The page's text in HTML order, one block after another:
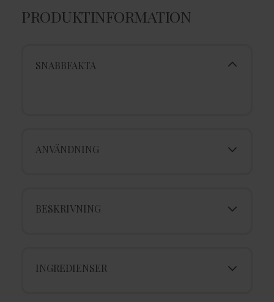
PRODUKTINFORMATION
SNABBFAKTA
ANVÄNDNING
BESKRIVNING
INGREDIENSER